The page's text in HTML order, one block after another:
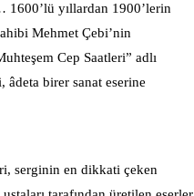
1600’lü yıllardan 1900’lerin
Mehmet Çebi’nin
Cep Saatleri” adlı
âdeta birer sanat eserine
serginin en dikkati çeken